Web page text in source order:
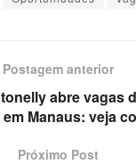
Postagem anterior
abre vagas
Manaus: veja
Próximo Post